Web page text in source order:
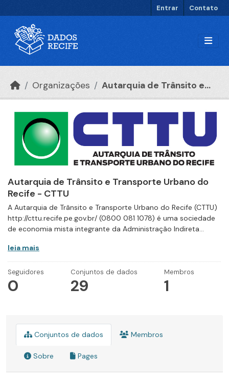
Entrar Contato
Organizações Autarquia de Trânsito e...
Autarquia de Trânsito e Transporte Urbano do
Recife - CTTU
A Autarquia de Trânsito e Transporte Urbano do Recife (CTTU)
http://cttu.recife.pe.gov.br/ (0800 081 1078) é uma sociedade
de economia mista integrante da Administração Indireta...
leia mais
Seguidores
0
Conjuntos de dados
29
Membros
1
Conjuntos de dados Membros
Sobre Pages